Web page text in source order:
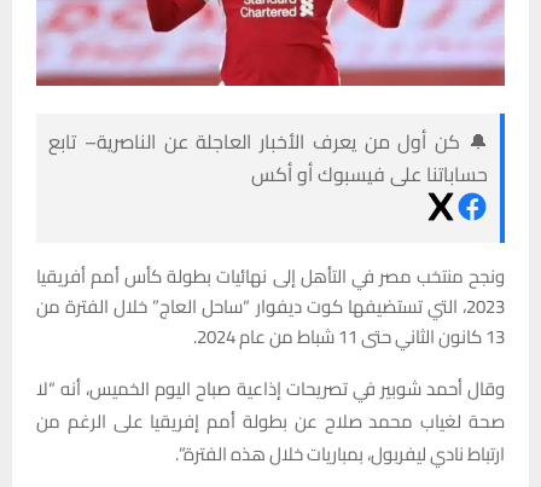
🔔 كن أول من يعرف الأخبار العاجلة عن الناصرية– تابع
حساباتنا على فيسبوك أو أكس
ونجح منتخب مصر في التأهل إلى نهائيات بطولة كأس أمم أفريقيا
2023، التي تستضيفها كوت ديفوار “ساحل العاج” خلال الفترة من
13 كانون الثاني حتى 11 شباط من عام 2024.
وقال أحمد شوبير في تصريحات إذاعية صباح اليوم الخميس، أنه “لا
صحة لغياب محمد صلاح عن بطولة أمم إفريقيا على الرغم من
ارتباط نادي ليفربول، بمباريات خلال هذه الفترة”.